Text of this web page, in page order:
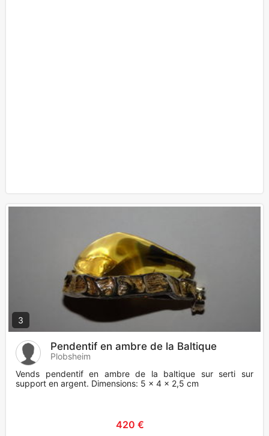
3
Pendentif en ambre de la Baltique
Plobsheim
Vends pendentif en ambre de la baltique sur serti sur
support en argent. Dimensions: 5 x 4 x 2,5 cm
420 €